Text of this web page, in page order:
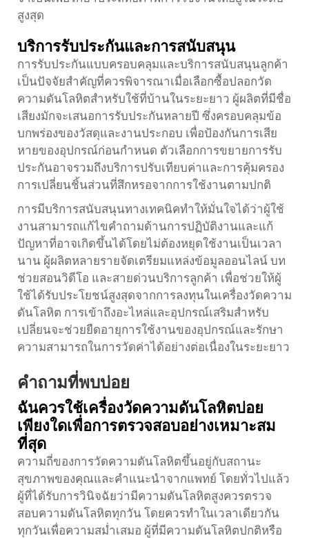
สูงสุด
บริการรับประกันและการสนับสนุน
การรับประกันแบบครอบคลุมและบริการสนับสนุนลูกค้า
เป็นปัจจัยสำคัญที่ควรพิจารณาเมื่อเลือกซื้อปลอกวัด
ความดันโลหิตสำหรับใช้ที่บ้านในระยะยาว ผู้ผลิตที่มีชื่อ
เสียงมักจะเสนอการรับประกันหลายปี ซึ่งครอบคลุมข้อ
บกพร่องของวัสดุและงานประกอบ เพื่อป้องกันการเสีย
หายของอุปกรณ์ก่อนกำหนด ตัวเลือกการขยายการรับ
ประกันอาจรวมถึงบริการปรับเทียบค่าและการคุ้มครอง
การเปลี่ยนชิ้นส่วนที่สึกหรอจากการใช้งานตามปกติ
การมีบริการสนับสนุนทางเทคนิคทำให้มั่นใจได้ว่าผู้ใช้
งานสามารถแก้ไขคำถามด้านการปฏิบัติงานและแก้
ปัญหาที่อาจเกิดขึ้นได้โดยไม่ต้องหยุดใช้งานเป็นเวลา
นาน ผู้ผลิตหลายรายจัดเตรียมแหล่งข้อมูลออนไลน์ บท
ช่วยสอนวิดีโอ และสายด่วนบริการลูกค้า เพื่อช่วยให้ผู้
ใช้ได้รับประโยชน์สูงสุดจากการลงทุนในเครื่องวัดความ
ดันโลหิต การเข้าถึงอะไหล่และอุปกรณ์เสริมสำหรับ
เปลี่ยนจะช่วยยืดอายุการใช้งานของอุปกรณ์และรักษา
ความสามารถในการวัดค่าได้อย่างต่อเนื่องในระยะยาว
คำถามที่พบบ่อย
ฉันควรใช้เครื่องวัดความดันโลหิตบ่อย
เพียงใดเพื่อการตรวจสอบอย่างเหมาะสม
ที่สุด
ความถี่ของการวัดความดันโลหิตขึ้นอยู่กับสถานะ
สุขภาพของคุณและคำแนะนำจากแพทย์ โดยทั่วไปแล้ว
ผู้ที่ได้รับการวินิจฉัยว่ามีความดันโลหิตสูงควรตรวจ
สอบความดันโลหิตทุกวัน โดยควรทำในเวลาเดียวกัน
ทุกวันเพื่อความสม่ำเสมอ ผู้ที่มีความดันโลหิตปกติหรือ